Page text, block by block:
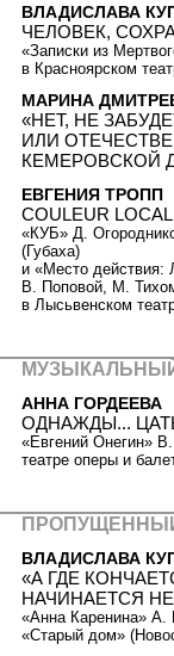
ВЛАДИСЛАВА
ЧЕЛОВЕК,
«Записки из
в Красноярском
МАРИНА
«НЕТ, НЕ
ИЛИ
КЕМЕРОВСКОЙ
ЕВГЕНИЯ ТРОПП
COULEUR
«КУБ» Д.
(Губаха)
и «Место
В. Поповой, М.
в Лысьвенском
АННА ГОРДЕЕВА
ОДНАЖДЫ...
«Евгений Онегин»
театре оперы и
ВЛАДИСЛАВА
«А ГДЕ
НАЧИНАЕТСЯ
«Анна Каренина» А.
«Старый дом»